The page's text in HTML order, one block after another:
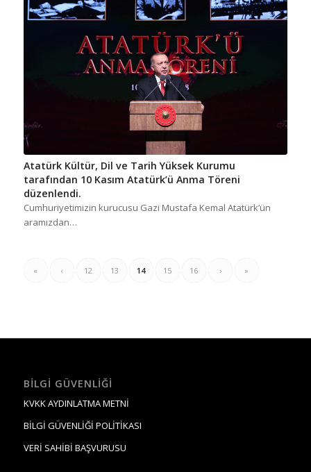
Atatürk Kültür, Dil ve Tarih Yüksek Kurumu
tarafından 10 Kasım Atatürk’ü Anma Töreni
düzenlendi.
Cumhuriyetimizin kurucusu Gazi Mustafa Kemal Atatürk’ün
aramızdan…
« ‹ 12 13 14 15 16 › »
BILGI GÜVENLIĞI
KVKK AYDINLATMA METNİ
BİLGİ GÜVENLİĞİ POLİTİKASI
VERİ SAHİBİ BAŞVURUSU